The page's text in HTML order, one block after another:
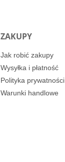
ZAKUPY
Jak robić zakupy
Wysyłka i płatność
Polityka prywatności
Warunki handlowe